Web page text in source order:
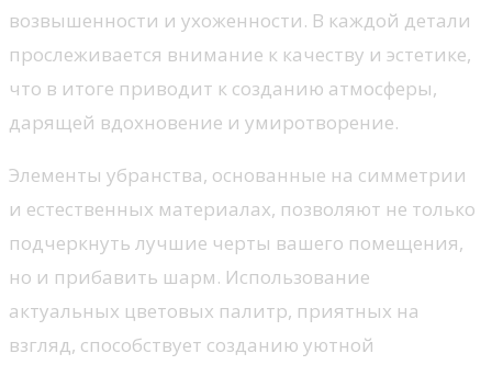
возвышенности и ухоженности. В каждой детали
прослеживается внимание к качеству и эстетике,
что в итоге приводит к созданию атмосферы,
дарящей вдохновение и умиротворение.
Элементы убранства, основанные на симметрии
и естественных материалах, позволяют не только
подчеркнуть лучшие черты вашего помещения,
но и прибавить шарм. Использование
актуальных цветовых палитр, приятных на
взгляд, способствует созданию уютной